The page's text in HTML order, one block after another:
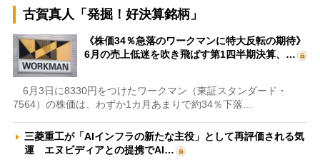
古賀真人「発掘！好決算銘柄」
《株価34％急落のワークマンに特大反転の期待》
6月の売上低迷を吹き飛ばす第1四半期決算、…
6月3日に8330円をつけたワークマン（東証スタンダード・
7564）の株価は、わずか1カ月あまりで約34％下落…
三菱重工が「AIインフラの新たな主役」として再評価される気
運 エヌビディアとの提携でAI…